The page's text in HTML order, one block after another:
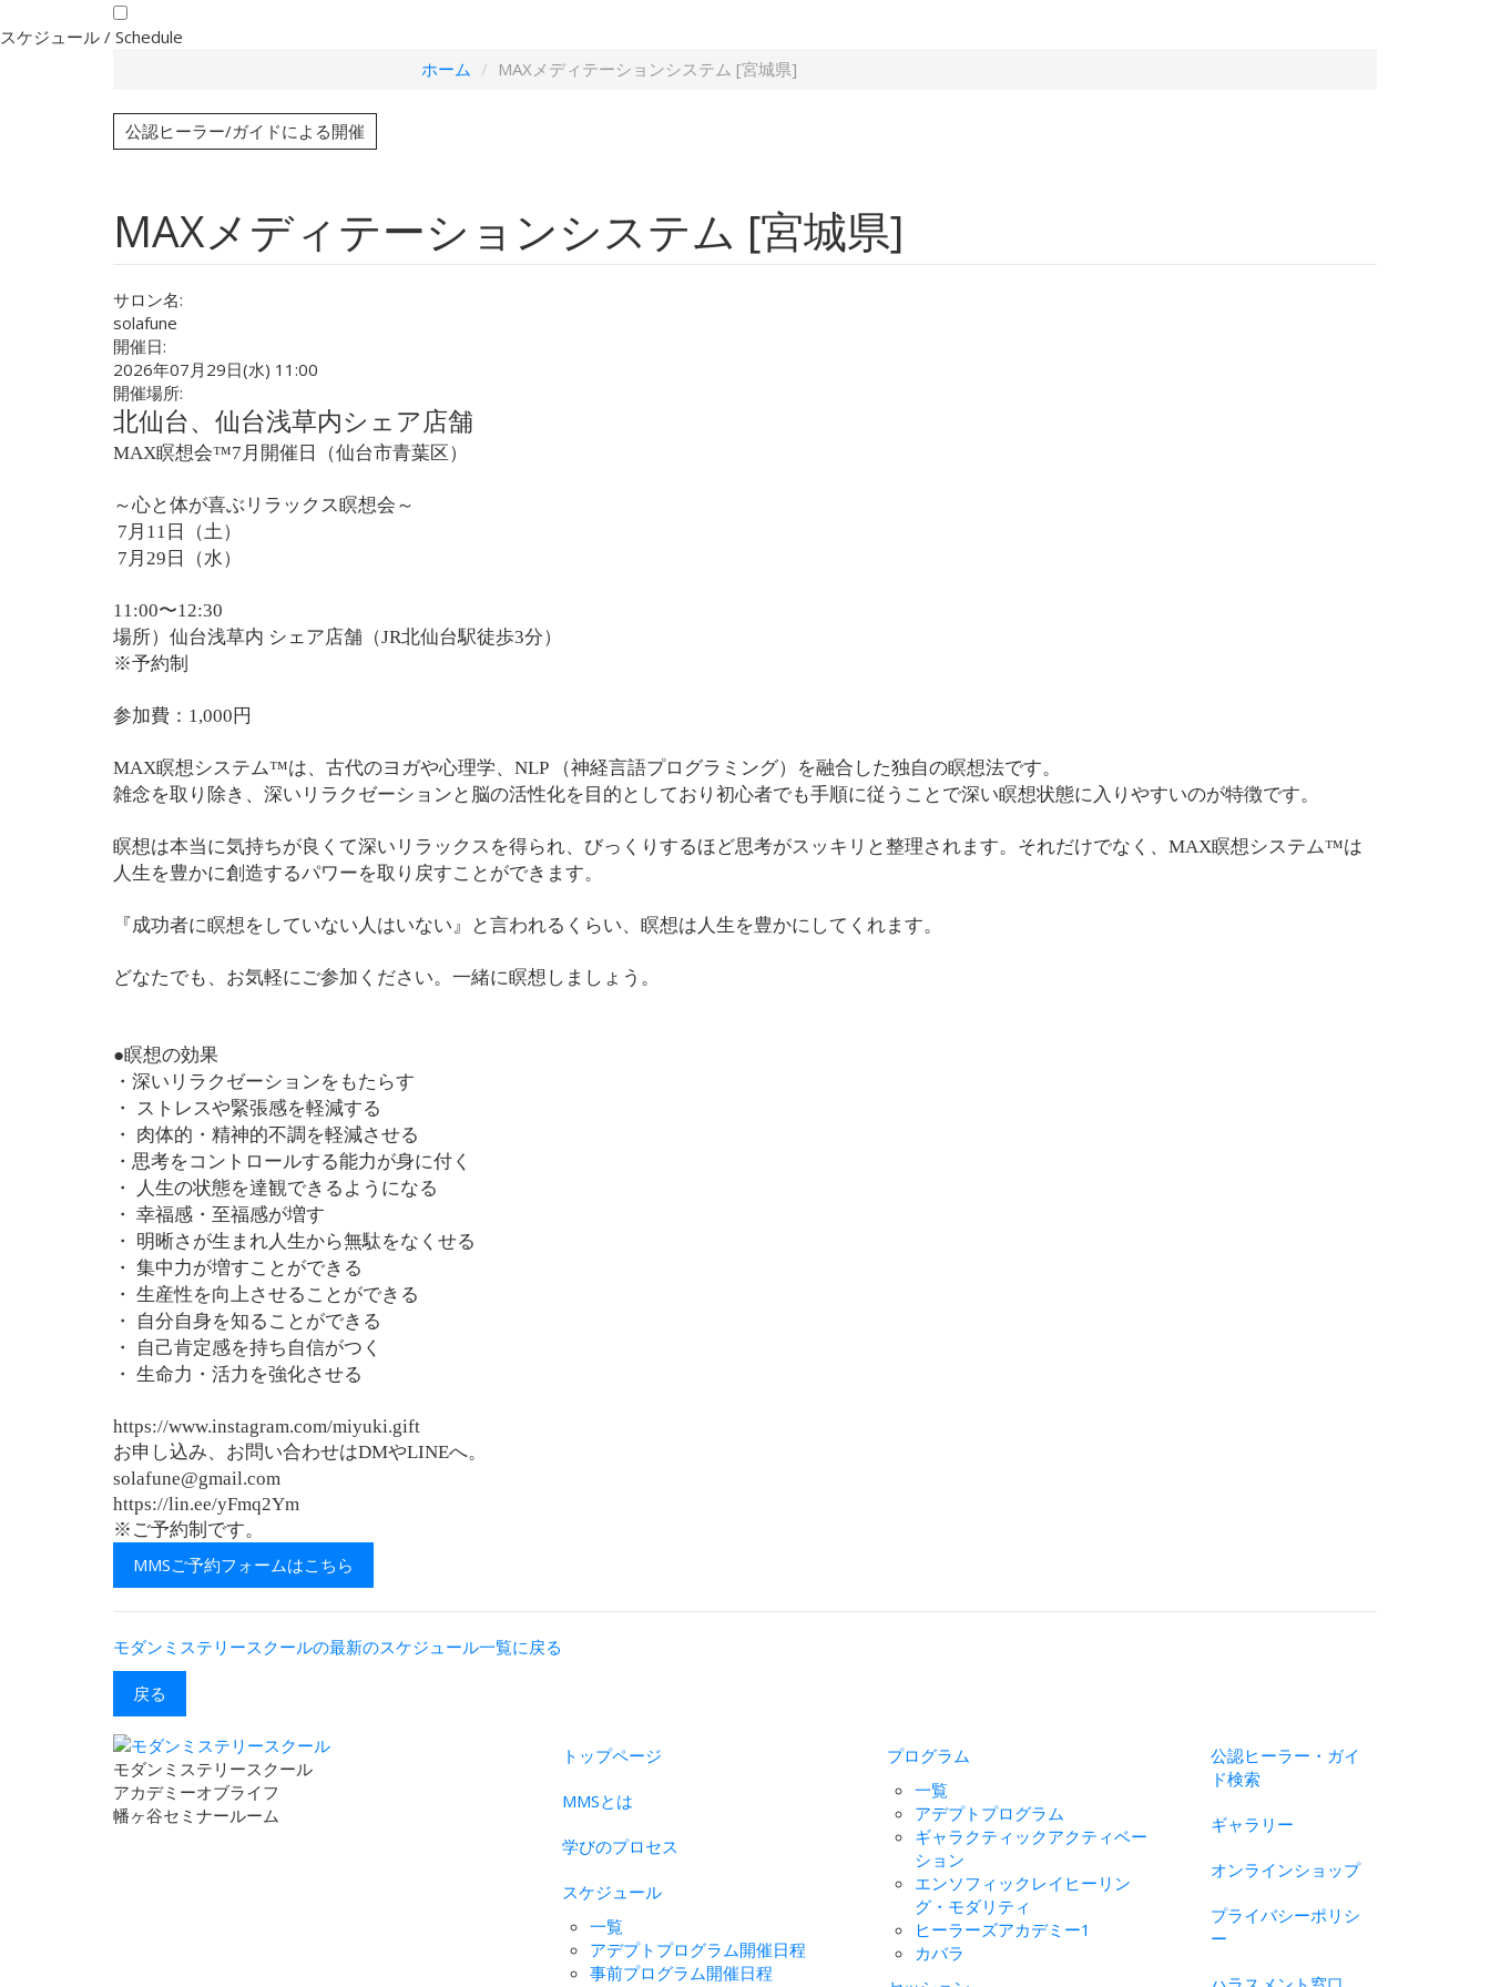
スケジュール / Schedule
ホーム
MAXメディテーションシステム [宮城県]
公認ヒーラー/ガイドによる開催
MAXメディテーションシステム [宮城県]
サロン名:
solafune
開催日:
2026年07月29日(水) 11:00
開催場所:
北仙台、仙台浅草内シェア店舗
MAX瞑想会™7月開催日（仙台市青葉区）
～心と体が喜ぶリラックス瞑想会～
7月11日（土）
7月29日（水）
11:00〜12:30
場所）仙台浅草内 シェア店舗（JR北仙台駅徒歩3分）
※予約制
参加費：1,000円
MAX瞑想システム™は、古代のヨガや心理学、NLP （神経言語プログラミング）を融合した独自の瞑想法です。
雑念を取り除き、深いリラクゼーションと脳の活性化を目的としており初心者でも手順に従うことで深い瞑想状態に入りやすいのが特徴です。
瞑想は本当に気持ちが良くて深いリラックスを得られ、びっくりするほど思考がスッキリと整理されます。それだけでなく、MAX瞑想システム™は
人生を豊かに創造するパワーを取り戻すことができます。
『成功者に瞑想をしていない人はいない』と言われるくらい、瞑想は人生を豊かにしてくれます。
どなたでも、お気軽にご参加ください。一緒に瞑想しましょう。
●瞑想の効果
・深いリラクゼーションをもたらす
・ ストレスや緊張感を軽減する
・ 肉体的・精神的不調を軽減させる
・思考をコントロールする能力が身に付く
・ 人生の状態を達観できるようになる
・ 幸福感・至福感が増す
・ 明晰さが生まれ人生から無駄をなくせる
・ 集中力が増すことができる
・ 生産性を向上させることができる
・ 自分自身を知ることができる
・ 自己肯定感を持ち自信がつく
・ 生命力・活力を強化させる
https://www.instagram.com/miyuki.gift
お申し込み、お問い合わせはDMやLINEへ。
solafune@gmail.com
https://lin.ee/yFmq2Ym
※ご予約制です。
MMSご予約フォームはこちら
モダンミステリースクールの最新のスケジュール一覧に戻る
戻る
モダンミステリースクール
アカデミーオブライフ
幡ヶ谷セミナールーム
トップページ
MMSとは
学びのプロセス
スケジュール
一覧
アデプトプログラム開催日程
事前プログラム開催日程
プログラム
一覧
アデプトプログラム
ギャラクティックアクティベー
ション
エンソフィックレイヒーリン
グ・モダリティ
ヒーラーズアカデミー1
カバラ
公認ヒーラー・ガイ
ド検索
ギャラリー
オンラインショップ
プライバシーポリシ
ー